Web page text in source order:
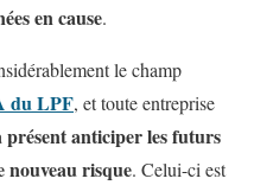
en cause.
le champ
du LPF, et toute entreprise
présent anticiper les futurs
nouveau risque. Celui-ci est